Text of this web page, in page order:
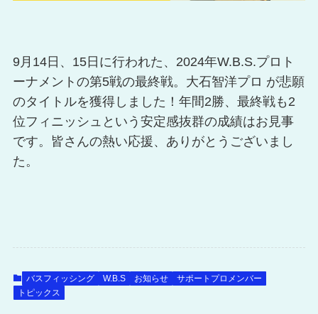
9月14日、15日に行われた、2024年W.B.S.プロト
ーナメントの第5戦の最終戦。大石智洋プロ が悲願
のタイトルを獲得しました！年間2勝、最終戦も2
位フィニッシュという安定感抜群の成績はお見事
です。皆さんの熱い応援、ありがとうございまし
た。
バスフィッシング W.B.S お知らせ
サポートプロメンバー
トピックス